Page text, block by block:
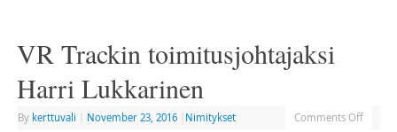
VR Trackin toimitusjohtajaksi
Harri Lukkarinen
By kerttuvali November 23, 2016 Nimitykset Comments Off